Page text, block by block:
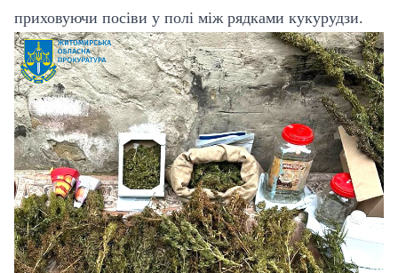
приховуючи посіви у полі між рядками кукурудзи.